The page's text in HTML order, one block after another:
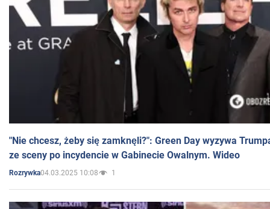
"Nie chcesz, żeby się zamknęli?": Green Day wyzywa
ze sceny po incydencie w Gabinecie Owalnym. Wideo
Rozrywka04.03.2025 10:08 1